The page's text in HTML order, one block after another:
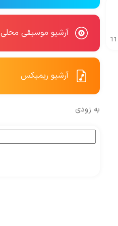
11
آرشیو موسیقی محلی
آرشیو ریمیکس
به زودی